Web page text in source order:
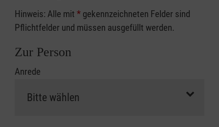
Hinweis: Alle mit * gekennzeichneten Felder sind
Pflichtfelder und müssen ausgefüllt werden.
Zur Person
Anrede